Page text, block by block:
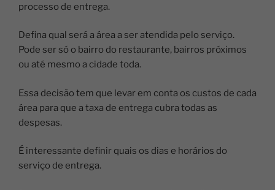
processo de entrega.
Defina qual será a área a ser atendida pelo serviço.
Pode ser só o bairro do restaurante, bairros próximos
ou até mesmo a cidade toda.
Essa decisão tem que levar em conta os custos de cada
área para que a taxa de entrega cubra todas as
despesas.
É interessante definir quais os dias e horários do
serviço de entrega.